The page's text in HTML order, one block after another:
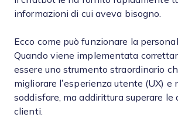
informazioni di cui aveva bisogno.
Ecco come può funzionare la
Quando viene implementata
essere uno strumento straordinario
migliorare l’esperienza utente (UX) e
soddisfare, ma addirittura superare
clienti.